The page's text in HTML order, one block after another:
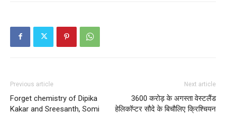
Previous article
Forget chemistry of Dipika
Kakar and Sreesanth, Somi
Next article
3600 करोड़ के अगस्ता वेस्टलैंड
हेलिकॉप्टर सौदे के बिचौलिए क्रिश्चियन